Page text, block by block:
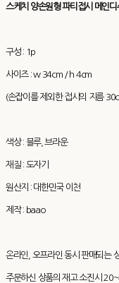
스케치 양손원형 파티접시 메인디
구성 : 1p
사이즈 : w 34cm / h 4cm
(손잡이를 제외한 접시의 지름
색상 : 블루, 브라운
재질 : 도자기
원산지 : 대한민국 이천
제작 : baao
온라인, 오프라인 동시 판매되는
주문하신 상품의 재고 소진시